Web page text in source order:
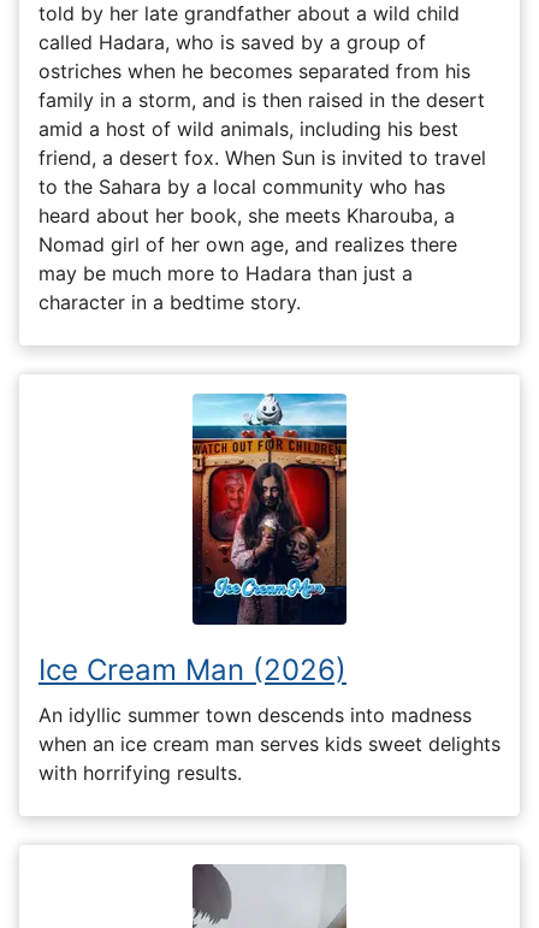
told by her late grandfather about a wild child
called Hadara, who is saved by a group of
ostriches when he becomes separated from his
family in a storm, and is then raised in the desert
amid a host of wild animals, including his best
friend, a desert fox. When Sun is invited to travel
to the Sahara by a local community who has
heard about her book, she meets Kharouba, a
Nomad girl of her own age, and realizes there
may be much more to Hadara than just a
character in a bedtime story.
Ice Cream Man (2026)
An idyllic summer town descends into madness
when an ice cream man serves kids sweet delights
with horrifying results.